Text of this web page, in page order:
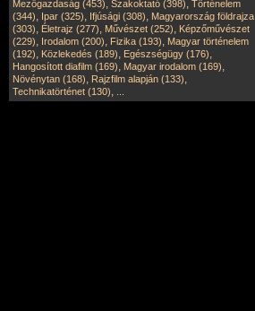
Mezőgazdaság (453), Szakoktató (398), Történelem
(344), Ipar (325), Ifjúsági (308), Magyarország földrajza
(303), Életrajz (277), Művészet (252), Képzőművészet
(229), Irodalom (200), Fizika (193), Magyar történelem
(192), Közlekedés (189), Egészségügy (176),
Hangosított diafilm (169), Magyar irodalom (169),
Növénytan (168), Rajzfilm alapján (133),
Technikatörténet (130),